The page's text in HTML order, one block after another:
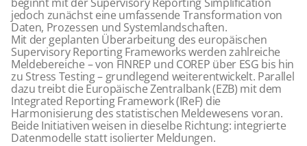
jedoch zunächst eine umfassende Transformation von
Daten, Prozessen und Systemlandschaften.
Mit der geplanten Überarbeitung des europäischen
Supervisory Reporting Frameworks werden zahlreiche
Meldebereiche – von FINREP und COREP über ESG bis hin
zu Stress Testing – grundlegend weiterentwickelt. Parallel
dazu treibt die Europäische Zentralbank (EZB) mit dem
Integrated Reporting Framework (IReF) die
Harmonisierung des statistischen Meldewesens voran.
Beide Initiativen weisen in dieselbe Richtung: integrierte
Datenmodelle statt isolierter Meldungen.